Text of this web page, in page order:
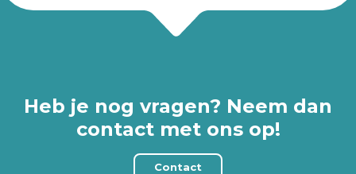
Heb je nog vragen? Neem dan
contact met ons op!
Contact